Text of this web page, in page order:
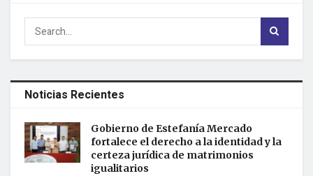
Noticias Recientes
Gobierno de Estefanía Mercado
fortalece el derecho a la identidad y la
certeza jurídica de matrimonios
igualitarios